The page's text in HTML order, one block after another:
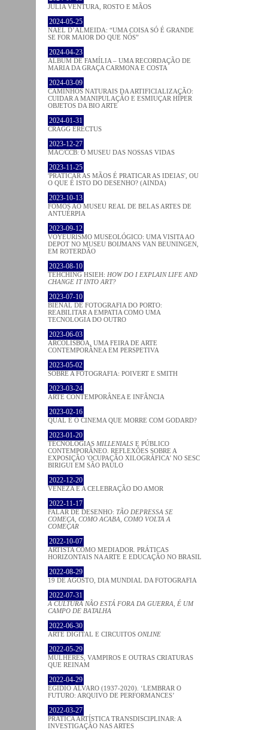
JÚLIA VENTURA, ROSTO E MÃOS
2024-05-25
NAEL D’ALMEIDA: “UMA COISA SÓ É GRANDE
SE FOR MAIOR DO QUE NÓS”
2024-04-23
ÁLBUM DE FAMÍLIA – UMA RECORDAÇÃO DE
MARIA DA GRAÇA CARMONA E COSTA
2024-03-09
CAMINHOS NATURAIS DA ARTIFICIALIZAÇÃO:
CUIDAR A MANIPULAÇÃO E ESMIUÇAR HÍPER
OBJETOS DA BIO ARTE
2024-01-31
CRAGG ERECTUS
2023-12-27
MAC/CCB: O MUSEU DAS NOSSAS VIDAS
2023-11-25
'PRATICAR AS MÃOS É PRATICAR AS IDEIAS', OU
O QUE É ISTO DO DESENHO? (AINDA)
2023-10-13
FOMOS AO MUSEU REAL DE BELAS ARTES DE
ANTUÉRPIA
2023-09-12
VOYEURISMO MUSEOLÓGICO: UMA VISITA AO
DEPOT NO MUSEU BOIJMANS VAN BEUNINGEN,
EM ROTERDÃO
2023-08-10
TEHCHING HSIEH: HOW DO I EXPLAIN LIFE AND
CHANGE IT INTO ART?
2023-07-10
BIENAL DE FOTOGRAFIA DO PORTO:
REABILITAR A EMPATIA COMO UMA
TECNOLOGIA DO OUTRO
2023-06-03
ARCOLISBOA, UMA FEIRA DE ARTE
CONTEMPORÂNEA EM PERSPETIVA
2023-05-02
SOBRE A FOTOGRAFIA: POIVERT E SMITH
2023-03-24
ARTE CONTEMPORÂNEA E INFÂNCIA
2023-02-16
QUAL É O CINEMA QUE MORRE COM GODARD?
2023-01-20
TECNOLOGIAS MILLENIALS E PÚBLICO
CONTEMPORÂNEO. REFLEXÕES SOBRE A
EXPOSIÇÃO 'OCUPAÇÃO XILOGRÁFICA' NO SESC
BIRIGUI EM SÃO PAULO
2022-12-20
VENEZA E A CELEBRAÇÃO DO AMOR
2022-11-17
FALAR DE DESENHO: TÃO DEPRESSA SE
COMEÇA, COMO ACABA, COMO VOLTA A
COMEÇAR
2022-10-07
ARTISTA COMO MEDIADOR. PRÁTICAS
HORIZONTAIS NA ARTE E EDUCAÇÃO NO BRASIL
2022-08-29
19 DE AGOSTO, DIA MUNDIAL DA FOTOGRAFIA
2022-07-31
A CULTURA NÃO ESTÁ FORA DA GUERRA, É UM
CAMPO DE BATALHA
2022-06-30
ARTE DIGITAL E CIRCUITOS ONLINE
2022-05-29
MULHERES, VAMPIROS E OUTRAS CRIATURAS
QUE REINAM
2022-04-29
EGÍDIO ÁLVARO (1937-2020). ‘LEMBRAR O
FUTURO: ARQUIVO DE PERFORMANCES’
2022-03-27
PRATICA ARTÍSTICA TRANSDISCIPLINAR: A
INVESTIGAÇÃO NAS ARTES